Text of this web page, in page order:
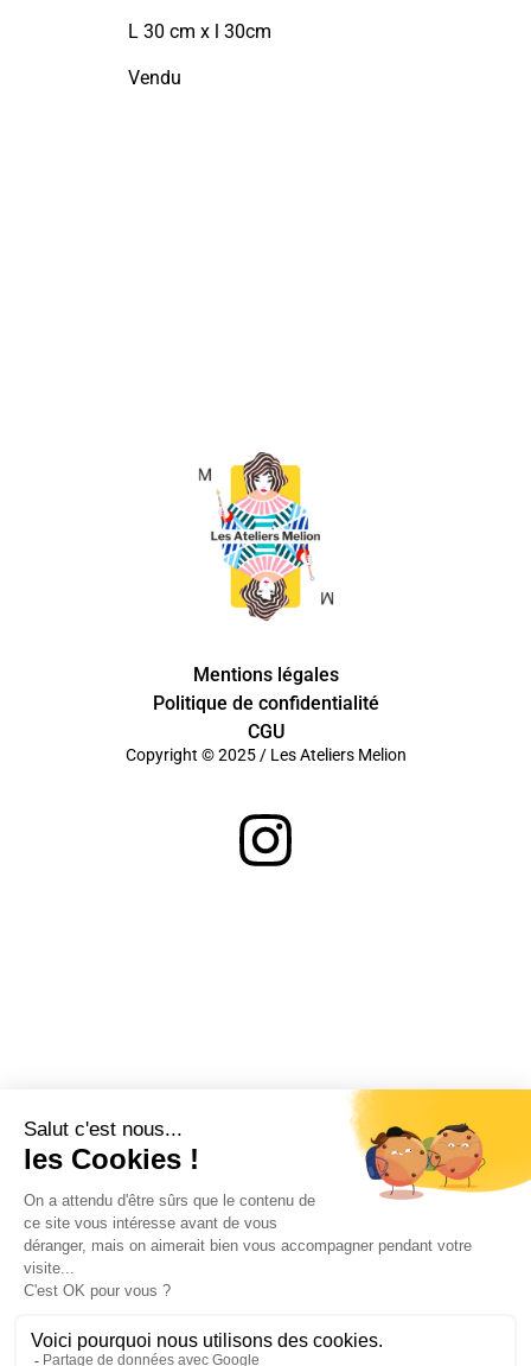
L 30 cm x l 30cm
Vendu
Mentions légales
Politique de confidentialité
CGU
Copyright © 2025 / Les Ateliers Melion